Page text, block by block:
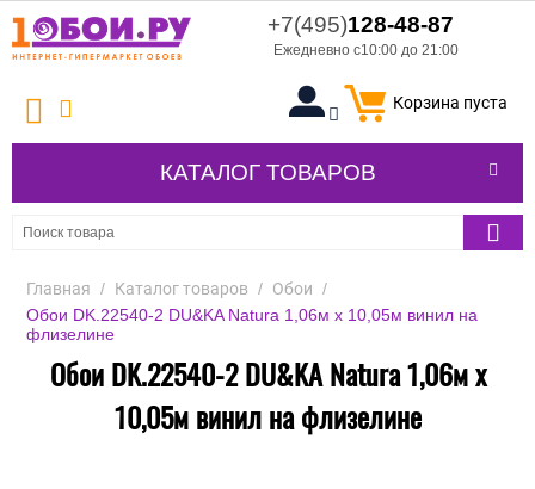
+7(495)128-48-87
Ежедневно с10:00 до 21:00
Корзина пуста
КАТАЛОГ ТОВАРОВ
Главная / Каталог товаров / Обои /
Обои DK.22540-2 DU&KA Natura 1,06м х 10,05м винил на
флизелине
Обои DK.22540-2 DU&KA Natura 1,06м х
10,05м винил на флизелине